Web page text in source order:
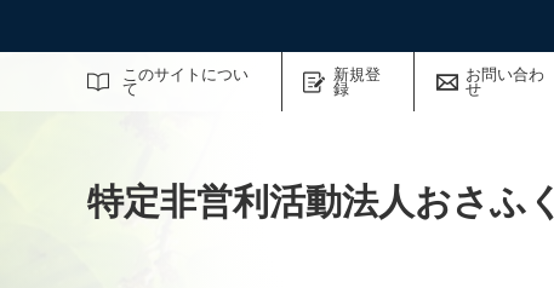
このサイトについ
て
新規登
録
お問い合わ
せ
サイト内検索
特定非営利活動法人おさふく